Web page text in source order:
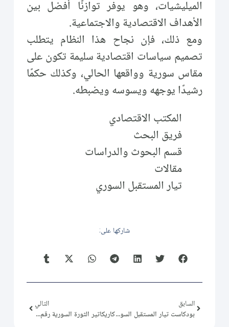
الميليشيات، وهو يوفر توازنًا أفضل بين
الأهداف الاقتصادية والاجتماعية.
ومع ذلك، فإن نجاح هذا النظام يتطلب
تصميم سياسات اقتصادية سليمة تكون على
مقاس سورية وواقعها الحالي، وكذلك حكمًا
رشيدًا يوجهه ويسوسه ويضبطه.
المكتب الاقتصادي
فريق البحث
قسم البحوث والدراسات
مقالات
تيار المستقبل السوري
شاركها على:
السابق
بودكاست تيار المستقبل السوري (39): العلاقات الدولية والخارجية من منظور التيار (4)
التالي
كاريكاتير الثورة السورية رقم (135)